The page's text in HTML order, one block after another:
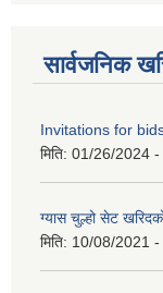
सार्वजनिक
Invitations for
मिति: 01/26/2024 -
ग्यास चुल्हो सेट
मिति: 10/08/2021 -